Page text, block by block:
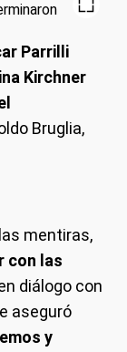
Parrilli
Kirchner
Bruglia,
mentiras,
con las
diálogo con
aseguró
y